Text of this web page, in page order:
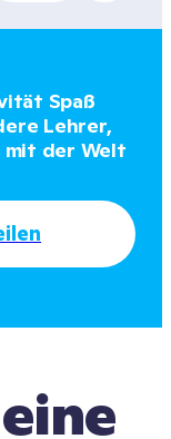
Spaß
Lehrer,
mit der Welt